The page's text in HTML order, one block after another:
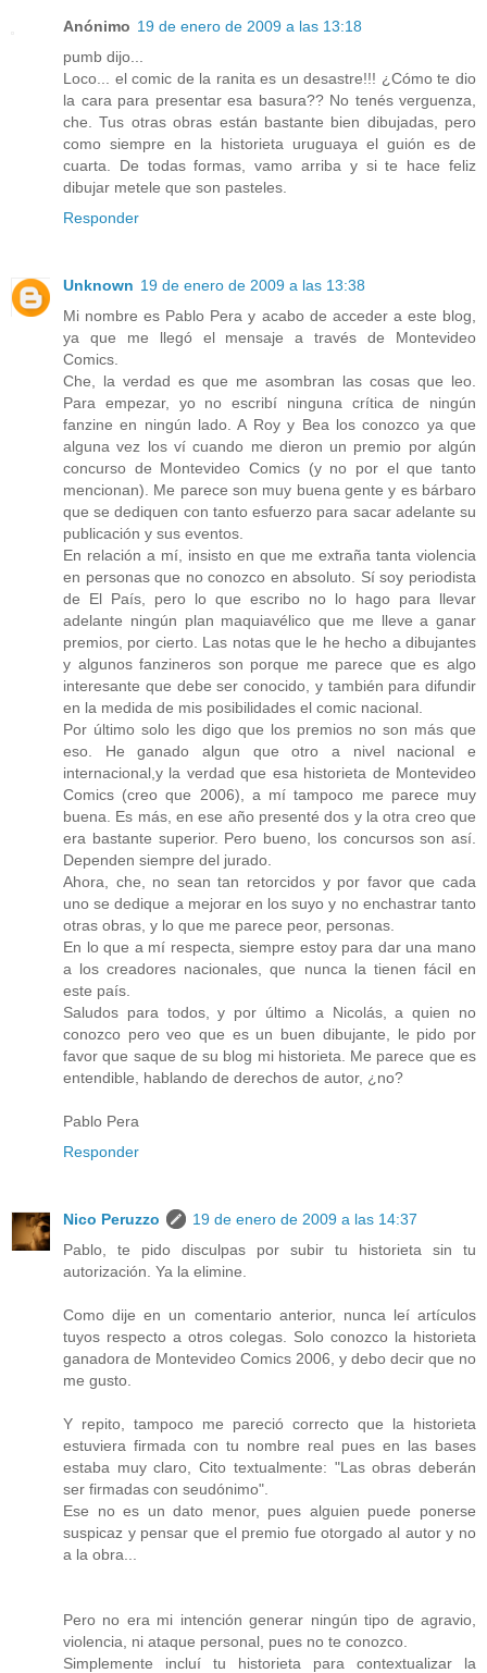
Anónimo 19 de enero de 2009 a las 13:18
pumb dijo...
Loco... el comic de la ranita es un desastre!!! ¿Cómo te dio
la cara para presentar esa basura?? No tenés verguenza,
che. Tus otras obras están bastante bien dibujadas, pero
como siempre en la historieta uruguaya el guión es de
cuarta. De todas formas, vamo arriba y si te hace feliz
dibujar metele que son pasteles.
Responder
Unknown 19 de enero de 2009 a las 13:38
Mi nombre es Pablo Pera y acabo de acceder a este blog,
ya que me llegó el mensaje a través de Montevideo
Comics.
Che, la verdad es que me asombran las cosas que leo.
Para empezar, yo no escribí ninguna crítica de ningún
fanzine en ningún lado. A Roy y Bea los conozco ya que
alguna vez los ví cuando me dieron un premio por algún
concurso de Montevideo Comics (y no por el que tanto
mencionan). Me parece son muy buena gente y es bárbaro
que se dediquen con tanto esfuerzo para sacar adelante su
publicación y sus eventos.
En relación a mí, insisto en que me extraña tanta violencia
en personas que no conozco en absoluto. Sí soy periodista
de El País, pero lo que escribo no lo hago para llevar
adelante ningún plan maquiavélico que me lleve a ganar
premios, por cierto. Las notas que le he hecho a dibujantes
y algunos fanzineros son porque me parece que es algo
interesante que debe ser conocido, y también para difundir
en la medida de mis posibilidades el comic nacional.
Por último solo les digo que los premios no son más que
eso. He ganado algun que otro a nivel nacional e
internacional,y la verdad que esa historieta de Montevideo
Comics (creo que 2006), a mí tampoco me parece muy
buena. Es más, en ese año presenté dos y la otra creo que
era bastante superior. Pero bueno, los concursos son así.
Dependen siempre del jurado.
Ahora, che, no sean tan retorcidos y por favor que cada
uno se dedique a mejorar en los suyo y no enchastrar tanto
otras obras, y lo que me parece peor, personas.
En lo que a mí respecta, siempre estoy para dar una mano
a los creadores nacionales, que nunca la tienen fácil en
este país.
Saludos para todos, y por último a Nicolás, a quien no
conozco pero veo que es un buen dibujante, le pido por
favor que saque de su blog mi historieta. Me parece que es
entendible, hablando de derechos de autor, ¿no?
Pablo Pera
Responder
Nico Peruzzo
19 de enero de 2009 a las 14:37
Pablo, te pido disculpas por subir tu historieta sin tu
autorización. Ya la elimine.
Como dije en un comentario anterior, nunca leí artículos
tuyos respecto a otros colegas. Solo conozco la historieta
ganadora de Montevideo Comics 2006, y debo decir que no
me gusto.
Y repito, tampoco me pareció correcto que la historieta
estuviera firmada con tu nombre real pues en las bases
estaba muy claro, Cito textualmente: "Las obras deberán
ser firmadas con seudónimo".
Ese no es un dato menor, pues alguien puede ponerse
suspicaz y pensar que el premio fue otorgado al autor y no
a la obra...
Pero no era mi intención generar ningún tipo de agravio,
violencia, ni ataque personal, pues no te conozco.
Simplemente incluí tu historieta para contextualizar la